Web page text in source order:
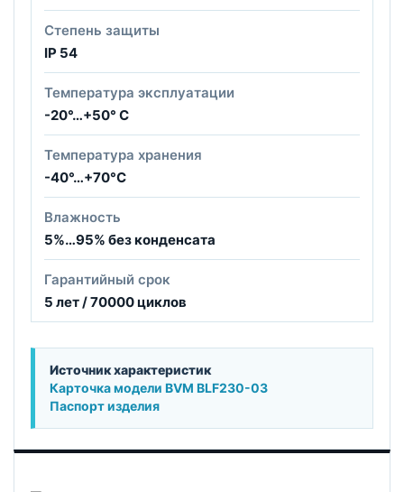
Степень защиты
IP 54
Температура эксплуатации
-20°…+50° С
Температура хранения
-40°…+70°С
Влажность
5%…95% без конденсата
Гарантийный срок
5 лет / 70000 циклов
Источник характеристик
Карточка модели BVM BLF230-03
Паспорт изделия